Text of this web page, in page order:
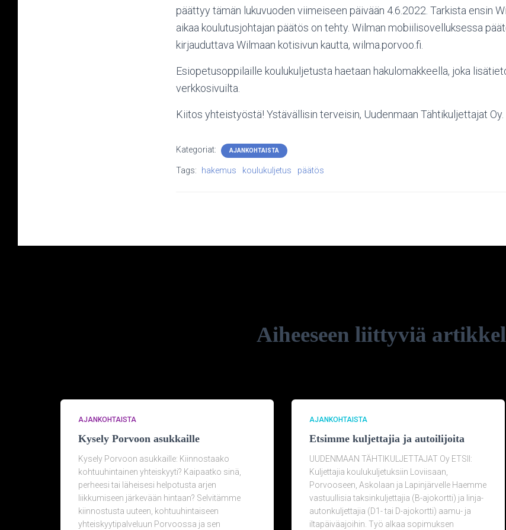
päättyy tämän lukuvuoden viimeiseen päivään 4.6.2022. Tarkista ensin
aikaa koulutusjohtajan päätös on tehty. Wilman mobiilisovelluksessa
kirjauduttava Wilmaan kotisivun kautta, wilma.porvoo.fi.
Esiopetusoppilaille koulukuljetusta haetaan hakulomakkeella, joka
verkkosivuilta.
Kiitos yhteistyöstä! Ystävällisin terveisin, Uudenmaan Tähtikuljettajat Oy.
Kategoriat: AJANKOHTAISTA
Tags: hakemus koulukuljetus päätös
Aiheeseen liittyviä
AJANKOHTAISTA
Kysely Porvoon asukkaille
Kysely Porvoon asukkaille: Kiinnostaako
kohtuuhintainen yhteiskyyti? Kaipaatko sinä,
perheesi tai läheisesi helpotusta arjen
liikkumiseen järkevään hintaan? Selvitämme
kiinnostusta uuteen, kohtuuhintaiseen
yhteiskyytipalveluun Porvoossa ja sen
AJANKOHTAISTA
Etsimme kuljettajia ja autoilijoita
UUDENMAAN TÄHTIKULJETTAJAT Oy ETSII:
Kuljettajia koulukuljetuksiin Loviisaan,
Porvooseen, Askolaan ja Lapinjärvelle Haemme
vastuullisia taksinkuljettajia (B-ajokortti) ja linja-
autonkuljettajia (D1- tai D-ajokortti) aamu- ja
iltapäiväajoihin. Työ alkaa sopimuksen